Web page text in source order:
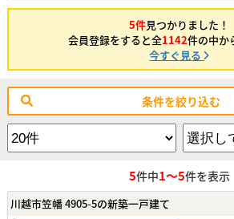
5件見つかりました！
会員登録をすると全1142件の中か
今すぐ見る
条件を絞り込む
5件中1～5件を表示
川越市笠幡 4905-5の新築一戸建て